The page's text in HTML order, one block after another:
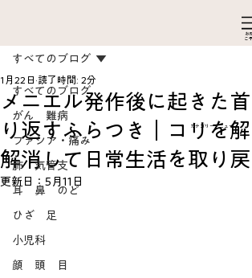
お
ご
すべてのブログ
がん 難病
ファシア・痛み
肺 気管支
耳 鼻 のど
ひざ 足
小児科
顔 頭 目
すべてのブログ
メニエル発作後に起きた
り返すふらつき｜コリを
解消して日常生活を取り
1月22日 読了時間: 2分
更新日： 5月11日
カテゴリーメニュー